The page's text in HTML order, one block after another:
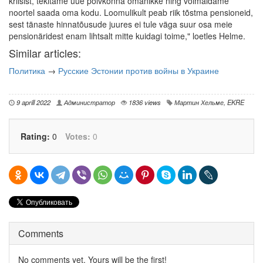
noortel saada oma kodu. Loomulikult peab riik tõstma pensioneid,
sest tänaste hinnatõusude juures ei tule väga suur osa meie
pensionäridest enam lihtsalt mitte kuidagi toime," loetles Helme.
Similar articles:
Политика → Русские Эстонии против войны в Украине
9 aprill 2022 Администратор 1836 views Мартин Хельме, EKRE
Rating: 0 Votes: 0
Comments
No comments yet. Yours will be the first!